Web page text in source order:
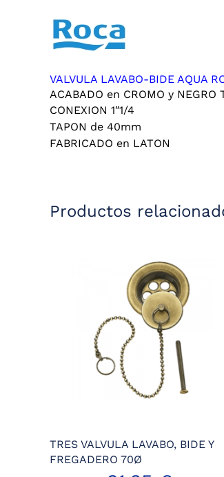
VALVULA LAVABO-BIDE AQUA
ACABADO en CROMO y
CONEXION 1″1/4
TAPON de 40mm
FABRICADO en LATON
Productos
TRES VALVULA LAVABO, BIDE Y
FREGADERO 70Ø